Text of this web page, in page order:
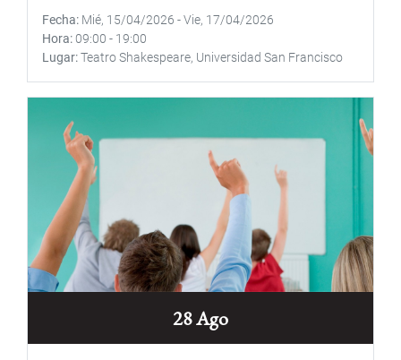
Fecha Mié, 15/04/2026 -Vie, 17/04/2026
Hora 09:00 - 19:00
Lugar Teatro Shakespeare, Universidad San Francisco
28 Ago